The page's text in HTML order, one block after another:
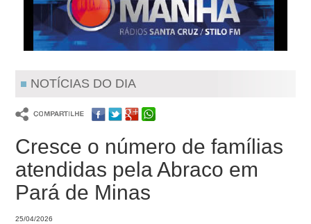
NOTÍCIAS DO DIA
Cresce o número de famílias
atendidas pela Abraco em
Pará de Minas
25/04/2026